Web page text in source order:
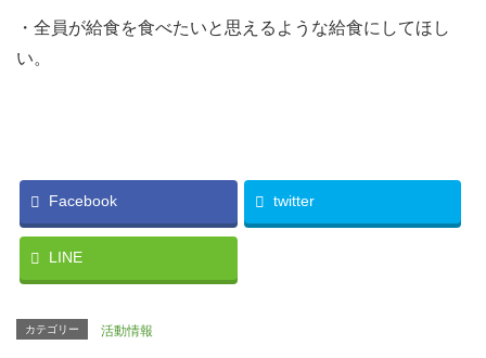
・全員が給食を食べたいと思えるような給食にしてほし
い。
Facebook twitter
LINE
カテゴリー 活動情報